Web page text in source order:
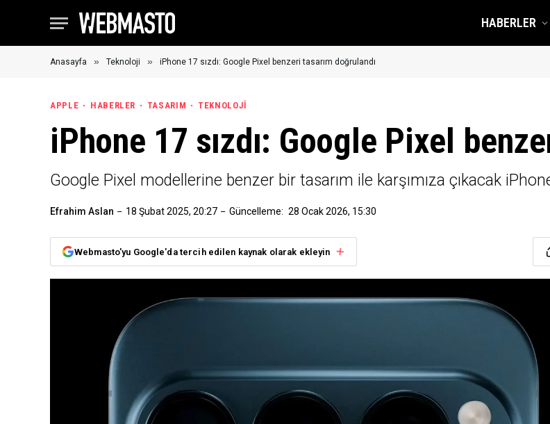
HABERLER
Anasayfa » Teknoloji » iPhone 17 sızdı: Google Pixel benzeri tasarım doğrulandı
APPLE HABERLER TASARIM TEKNOLOJI
iPhone 17 sızdı: Google Pixel
Google Pixel modellerine benzer bir tasarım ile karşımıza çıkacak
Efrahim Aslan 18 Şubat 2025, 20:27 Güncelleme: 28 Ocak 2026, 15:30
Webmasto'yu Google'da tercih edilen kaynak olarak ekleyin